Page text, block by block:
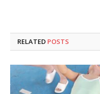
RELATED POSTS